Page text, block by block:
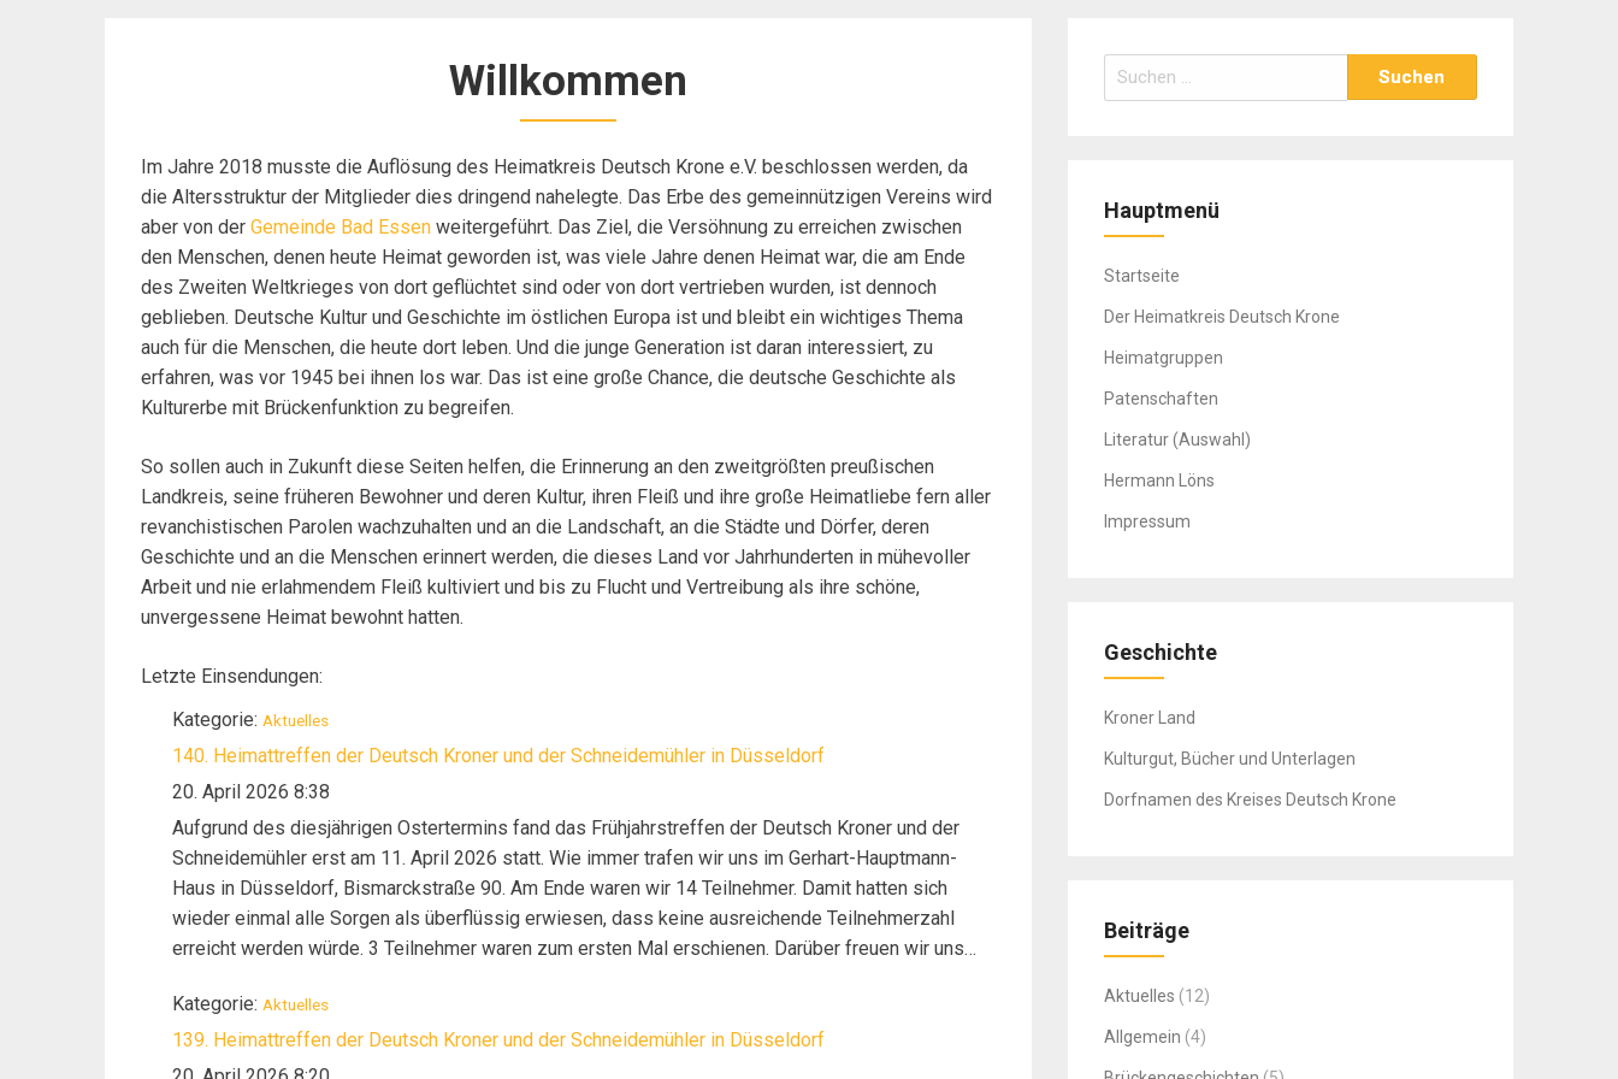
Willkommen
Im Jahre 2018 musste die Auflösung des Heimatkreis Deutsch Krone e.V. beschlossen werden, da
die Altersstruktur der Mitglieder dies dringend nahelegte. Das Erbe des gemeinnützigen Vereins wird
aber von der Gemeinde Bad Essen weitergeführt. Das Ziel, die Versöhnung zu erreichen zwischen
den Menschen, denen heute Heimat geworden ist, was viele Jahre denen Heimat war, die am Ende
des Zweiten Weltkrieges von dort geflüchtet sind oder von dort vertrieben wurden, ist dennoch
geblieben. Deutsche Kultur und Geschichte im östlichen Europa ist und bleibt ein wichtiges Thema
auch für die Menschen, die heute dort leben. Und die junge Generation ist daran interessiert, zu
erfahren, was vor 1945 bei ihnen los war. Das ist eine große Chance, die deutsche Geschichte als
Kulturerbe mit Brückenfunktion zu begreifen.
So sollen auch in Zukunft diese Seiten helfen, die Erinnerung an den zweitgrößten preußischen
Landkreis, seine früheren Bewohner und deren Kultur, ihren Fleiß und ihre große Heimatliebe fern aller
revanchistischen Parolen wachzuhalten und an die Landschaft, an die Städte und Dörfer, deren
Geschichte und an die Menschen erinnert werden, die dieses Land vor Jahrhunderten in mühevoller
Arbeit und nie erlahmendem Fleiß kultiviert und bis zu Flucht und Vertreibung als ihre schöne,
unvergessene Heimat bewohnt hatten.
Letzte Einsendungen:
Kategorie: Aktuelles
140. Heimattreffen der Deutsch Kroner und der Schneidemühler in Düsseldorf
20. April 2026 8:38
Aufgrund des diesjährigen Ostertermins fand das Frühjahrstreffen der Deutsch Kroner und der
Schneidemühler erst am 11. April 2026 statt. Wie immer trafen wir uns im Gerhart-Hauptmann-
Haus in Düsseldorf, Bismarckstraße 90. Am Ende waren wir 14 Teilnehmer. Damit hatten sich
wieder einmal alle Sorgen als überflüssig erwiesen, dass keine ausreichende Teilnehmerzahl
erreicht werden würde. 3 Teilnehmer waren zum ersten Mal erschienen. Darüber freuen wir uns
Teilnehmer eine lange Anreise hatten, begannen wir wie üblich mit dem Kaffeetrinken bereits vor
dem offiziellen Starttermin. Wie gewohnt gab es Kaffee und gespendeten Kuchen. Es begann
sofort eine intensive Unterhaltung über aktuelle Ereignisse und die Zeit des Kriegsendes und der
Kategorie: Aktuelles
139. Heimattreffen der Deutsch Kroner und der Schneidemühler in Düsseldorf
Suchen
nach:
Hauptmenü
Startseite
Der Heimatkreis Deutsch Krone
Heimatgruppen
Patenschaften
Literatur (Auswahl)
Hermann Löns
Impressum
Geschichte
Kroner Land
Kulturgut, Bücher und Unterlagen
Dorfnamen des Kreises Deutsch Krone
Beiträge
Aktuelles (12)
Allgemein (4)